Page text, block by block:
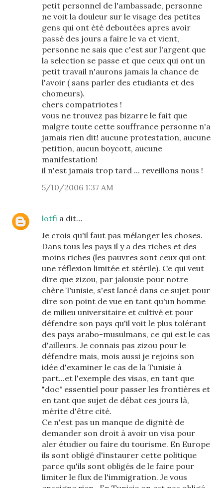
petit personnel de l'ambassade, personne
ne voit la douleur sur le visage des petites
gens qui ont été deboutées apres avoir
passé des jours a faire le va et vient,
personne ne sais que c'est sur l'argent que
la selection se passe et que ceux qui ont un
petit travail n'aurons jamais la chance de
l'avoir ( sans parler des etudiants et des
chomeurs).
chers compatriotes !
vous ne trouvez pas bizarre le fait que
malgre toute cette souffrance personne n'a
jamais rien dit! aucune protestation, aucune
petition, aucun boycott, aucune
manifestation!
il n'est jamais trop tard ... reveillons nous !
5/10/2006 1:37 AM
lotfi a dit…
Je crois qu'il faut pas mélanger les choses.
Dans tous les pays il y a des riches et des
moins riches (les pauvres sont ceux qui ont
une réflexion limitée et stérile). Ce qui veut
dire que zizou, par jalousie pour notre
chère Tunisie, s'est lancé dans ce sujet pour
dire son point de vue en tant qu'un homme
de milieu universitaire et cultivé et pour
défendre son pays qu'il voit le plus tolérant
des pays arabo-musulmans, ce qui est le cas
d'ailleurs. Je connais pas zizou pour le
défendre mais, mois aussi je rejoins son
idée d'examiner le cas de la Tunisie à
part...et l'exemple des visas, en tant que
"doc" essentiel pour passer les frontières et
en tant que sujet de débat ces jours là,
mérite d'être cité.
Ce n'est pas un manque de dignité de
demander son droit à avoir un visa pour
aler étudier ou faire du tourisme. En Europe
ils sont obligé d'instaurer cette politique
parce qu'ils sont obligés de le faire pour
limiter le flux de l'immigration. Je vous